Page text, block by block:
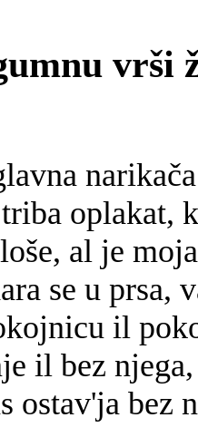
vrši
oplakat,
al je
se u prsa,
il
il bez
ostav'ja